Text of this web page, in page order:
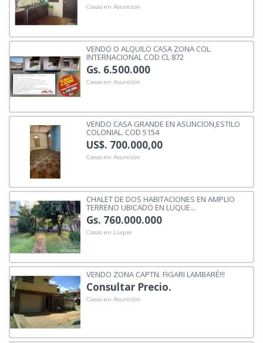
Casas en Asunción
VENDO O ALQUILO CASA ZONA COL.
INTERNACIONAL COD CL 872
Gs. 6.500.000
Casas en Asunción
VENDO CASA GRANDE EN ASUNCION,ESTILO
COLONIAL. COD 5154
US$. 700.000,00
Casas en Asunción
CHALET DE DOS HABITACIONES EN AMPLIO
TERRENO UBICADO EN LUQUE...
Gs. 760.000.000
Casas en Luque
VENDO ZONA CAPTN. FIGARI LAMBARÉ!!!
Consultar Precio.
Casas en Asunción